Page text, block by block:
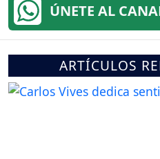
ÚNETE AL
ARTÍCULOS